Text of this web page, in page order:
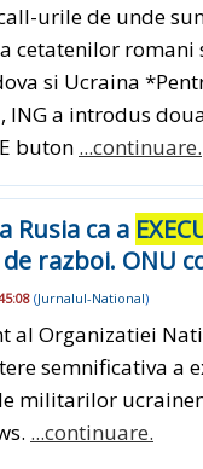
urile de unde
cetatenilor romani
si Ucraina
ING a introdus
buton ...continuare.
Rusia ca a
razboi. ONU
(Jurnalul-National)
al Organizatiei
semnificativa a
militarilor
...continuare.